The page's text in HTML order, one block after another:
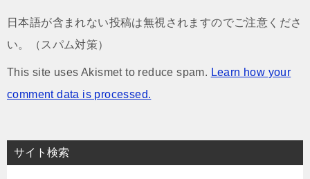
日本語が含まれない投稿は無視されますのでご注意くださ
い。（スパム対策）
This site uses Akismet to reduce spam. Learn how your
comment data is processed.
サイト検索